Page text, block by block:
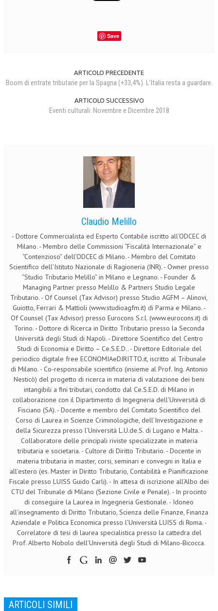
Save
ARTICOLO PRECEDENTE
Boom di entrate tributarie per la Spagna (+33,4%). L’Italia resta a guardare.
ARTICOLO SUCCESSIVO
Eventi culturali: Novembre e Dicembre 2018
Claudio Melillo
- Dottore Commercialista ed Esperto Contabile iscritto all’ODCEC di
Milano. - Membro delle Commissioni “Fiscalità Internazionale” e
“Contenzioso” dell’ODCEC di Milano. - Membro del Comitato
Scientifico dell’Istituto Nazionale di Ragioneria (INR). - Owner presso
“Studio Tributario Melillo” in Milano e Legnano. - Founder &
Managing Partner presso Melillo & Partners Studio Legale
Tributario. - Of Counsel (Tax Advisor) presso Studio AGFM – Alinovi,
Guiotto, Ferrari & Mattioli (www.studioagfm.it) di Parma e Milano. -
Of Counsel (Tax Advisor) presso Eurocons S.r.l. (www.eurocons.it) di
Torino. - Dottore di Ricerca in Diritto Tributario presso la Seconda
Università degli Studi di Napoli. - Direttore Scientifico del Centro
Studi di Economia e Diritto – Ce.S.E.D.. - Direttore Editoriale del
periodico digitale free ECONOMIAeDIRITTO.it, iscritto al Tribunale
di Milano. - Co-responsabile scientifico (insieme al Prof. Ing. Antonio
Nesticò) del progetto di ricerca in materia di valutazione dei beni
intangibili a fini tributari, condotto dal Ce.S.E.D. di Milano in
collaborazione con il Dipartimento di Ingegneria dell’Università di
Fisciano (SA). - Docente e membro del Comitato Scientifico del
Corso di Laurea in Scienze Criminologiche, dell’Investigazione e
della Sicurezza presso l’Università L.U.de.S. di Lugano e Malta. -
Collaboratore delle principali riviste specializzate in materia
tributaria e societaria. - Cultore di Diritto Tributario. - Docente in
materia tributaria in master, corsi, seminari e convegni in Italia e
all’estero (es. Master in Diritto Tributario, Contabilità e Pianificazione
Fiscale presso LUISS Guido Carli). - In attesa di iscrizione all’Albo dei
CTU del Tribunale di Milano (Sezione Civile e Penale). - In procinto
di conseguire la Laurea in Ingegneria Gestionale. - Idoneo
all’insegnamento di Diritto Tributario, Scienza delle Finanze, Finanza
Aziendale e Politica Economica presso l’Università LUISS di Roma. -
Correlatore di tesi di laurea specialistica presso la cattedra del
Prof. Alberto Nobolo dell’Università degli Studi di Milano-Bicocca.
ARTICOLI SIMILI